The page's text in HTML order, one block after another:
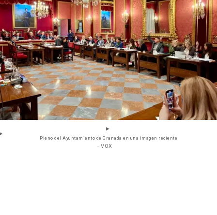
Pleno del Ayuntamiento de Granada en una imagen reciente
- VOX